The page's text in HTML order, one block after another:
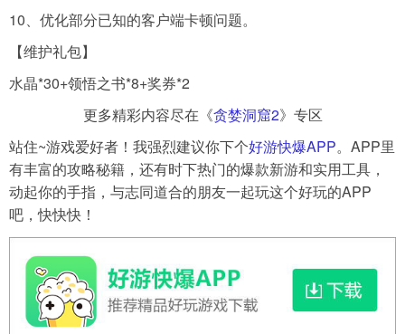
10、优化部分已知的客户端卡顿问题。
【维护礼包】
水晶*30+领悟之书*8+奖券*2
更多精彩内容尽在《贪婪洞窟2》专区
站住~游戏爱好者！我强烈建议你下个好游快爆APP。APP里
有丰富的攻略秘籍，还有时下热门的爆款新游和实用工具，
动起你的手指，与志同道合的朋友一起玩这个好玩的APP
吧，快快快！